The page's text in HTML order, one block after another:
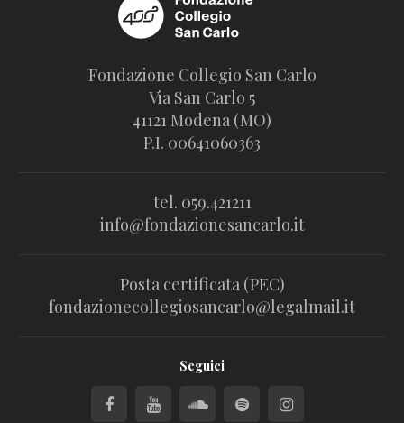
Fondazione Collegio San Carlo
Via San Carlo 5
41121 Modena (MO)
P.I. 00641060363
tel. 059.421211
info@fondazionesancarlo.it
Posta certificata (PEC)
fondazionecollegiosancarlo@legalmail.it
Seguici